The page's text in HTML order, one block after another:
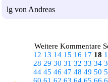
lg von Andreas
Weitere Kommentare
12 13 14 15 16 17 18
28 29 30 31 32 33 34
44 45 46 47 48 49 50
60 61 62 63 64 65 66